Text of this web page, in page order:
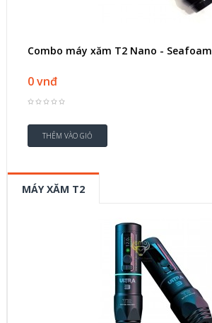
Combo máy xăm T2 Nano - Seafoam
0 vnđ
MÁY XĂM T2